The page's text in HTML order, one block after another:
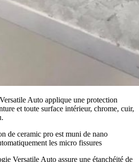
Auto applique une protection
et toute surface intérieur, chrome, cuir,
de ceramic pro est muni de nano
les micro fissures
Versatile Auto assure une étanchéité de